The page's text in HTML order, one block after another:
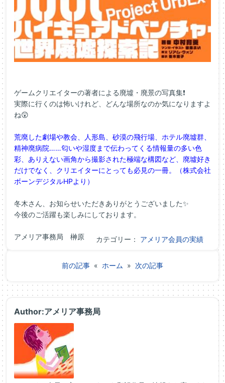
ゲームクリエイターの著者による廃墟・廃景の写真集❗
実際に行くのは怖いけれど、どんな場所なのか気になりますよ
ね😲
荒廃した劇場や教会、人形島、砂漠の飛行場、ホテル廃墟群、
精神廃病院……匂いや湿度まで伝わってくる情報量の多い色
彩、ありえない画角から撮影された極端な構図など、廃墟好き
だけでなく、クリエイターにとっても必見の一冊。（株式会社
ボーンデジタルHPより）
冬木さん、お知らせいただきありがとうございました✨
今後のご活躍も楽しみにしております。
アメリア事務局 榊原 カテゴリー： アメリア会員の実績
前の記事 « ホーム » 次の記事
Author:アメリア事務局